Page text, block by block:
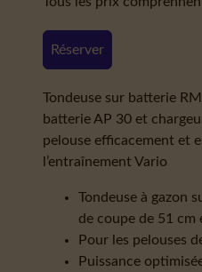
Réserver
Tondeuse sur batterie
batterie AP 30 et
pelouse efficacement et
l’entraînement Vario
Tondeuse à gazon
de coupe de 51
Pour les pelouses
Puissance